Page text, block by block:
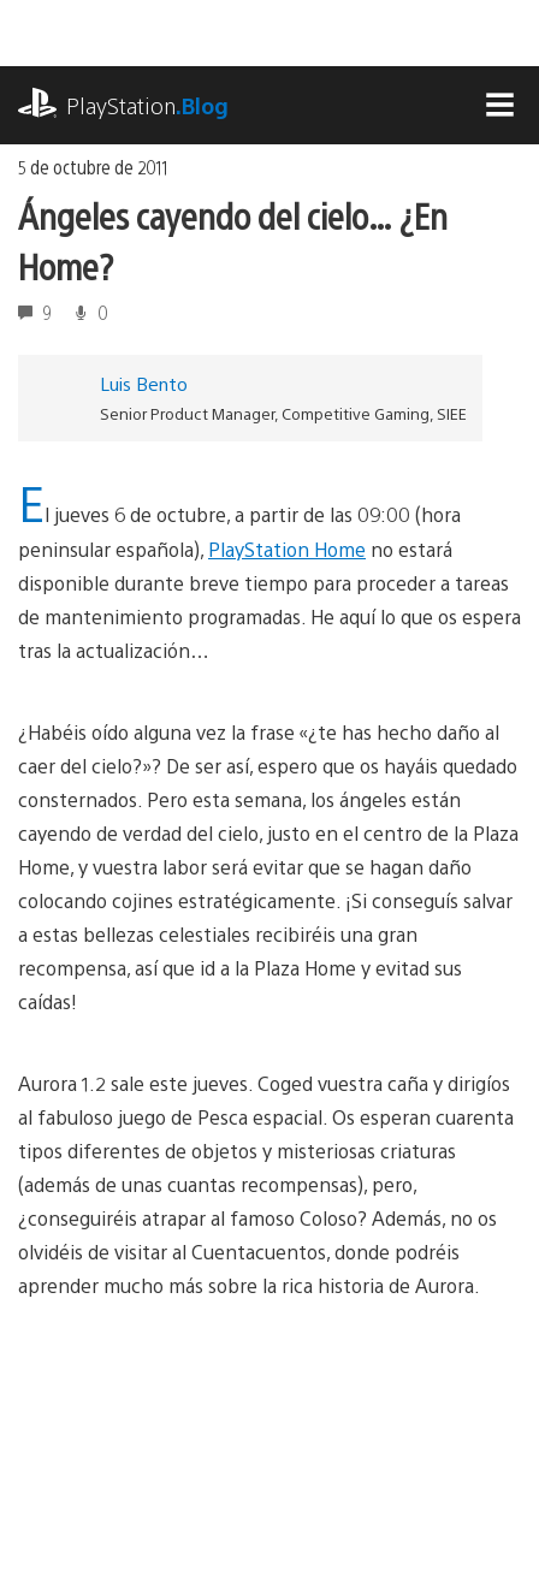
contenido
PlayStation.Blog
5 de octubre de 2011
Ángeles cayendo del cielo… ¿En
Home?
9 0
Luis Bento
Senior Product Manager, Competitive Gaming, SIEE
El jueves 6 de octubre, a partir de las 09:00 (hora
peninsular española), PlayStation Home no estará
disponible durante breve tiempo para proceder a tareas
de mantenimiento programadas. He aquí lo que os espera
tras la actualización…
¿Habéis oído alguna vez la frase «¿te has hecho daño al
caer del cielo?»? De ser así, espero que os hayáis quedado
consternados. Pero esta semana, los ángeles están
cayendo de verdad del cielo, justo en el centro de la Plaza
Home, y vuestra labor será evitar que se hagan daño
colocando cojines estratégicamente. ¡Si conseguís salvar
a estas bellezas celestiales recibiréis una gran
recompensa, así que id a la Plaza Home y evitad sus
caídas!
Aurora 1.2 sale este jueves. Coged vuestra caña y dirigíos
al fabuloso juego de Pesca espacial. Os esperan cuarenta
tipos diferentes de objetos y misteriosas criaturas
(además de unas cuantas recompensas), pero,
¿conseguiréis atrapar al famoso Coloso? Además, no os
olvidéis de visitar al Cuentacuentos, donde podréis
aprender mucho más sobre la rica historia de Aurora.